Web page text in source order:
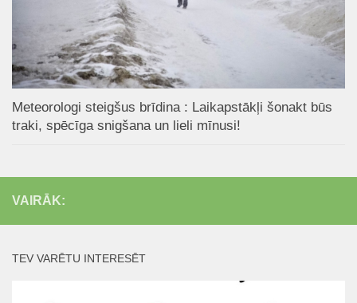
Meteorologi steigšus brīdina : Laikapstākļi šonakt būs
traki, spēcīga snigšana un lieli mīnusi!
VAIRĀK:
TEV VARĒTU INTERESĒT